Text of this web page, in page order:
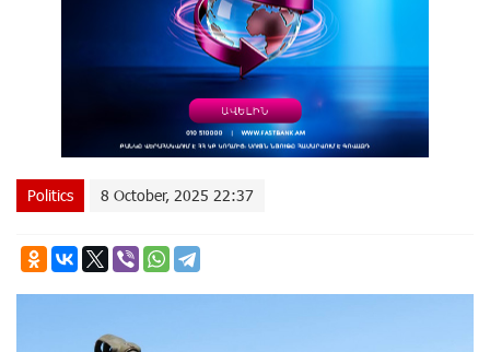
Politics 8 October, 2025 22:37